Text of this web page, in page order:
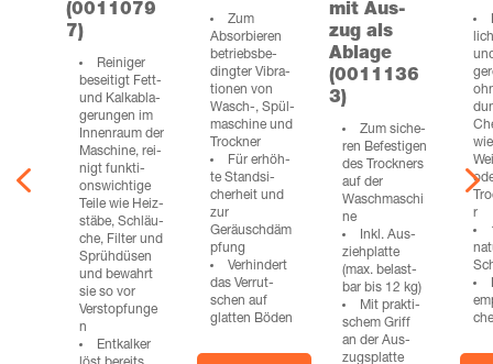
(0011079
7)
Rei­ni­ger
besei­tigt Fett-
und Kalk­ab­la­
ge­run­gen im
Innen­raum der
Maschi­ne, rei­
nigt funk­ti­
ons­wich­ti­ge
Tei­le wie Heiz­
stä­be, Schläu­
che, Fil­ter und
Sprüh­dü­sen
und bewahrt
sie so vor
Verstopfunge
n
Ent­kal­ker
Zum
Absor­bie­ren
betriebs­be­
ding­ter Vibra­
tio­nen von
Wasch‑, Spül­
ma­schi­ne und
Trockner
Für erhöh­
te Stand­si­
cher­heit und
zur
Geräuschdäm
pfung
Ver­hin­dert
das Ver­rut­
schen auf
glat­ten Böden
mit Aus­
zug als
Abla­ge
(0011136
3)
Zum siche­
ren Befes­ti­gen
des Trock­ners
auf der
Waschmaschi
ne
Inkl. Aus­
zieh­plat­te
(max. belast­
bar bis 12 kg)
Mit prak­ti­
schem Griff
an der Aus­
zugs­plat­te
r